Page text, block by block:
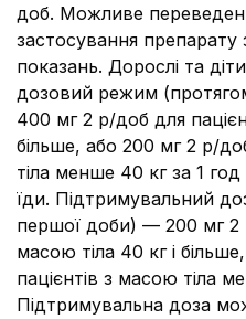
доб. Можливе
застосування препарату
показань. Дорослі та
дозовий режим
400 мг 2 р/доб для
більше, або 200 мг 2 р/
тіла менше 40 кг за 1
їди. Підтримувальний
першої доби) — 200 мг 2
масою тіла 40 кг і
пацієнтів з масою тіла
Підтримувальна доза